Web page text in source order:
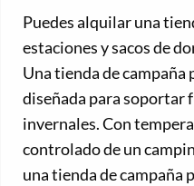
Puedes alquilar una
estaciones y sacos de
Una tienda de campaña
diseñada para soportar
invernales. Con
controlado de un
una tienda de campaña